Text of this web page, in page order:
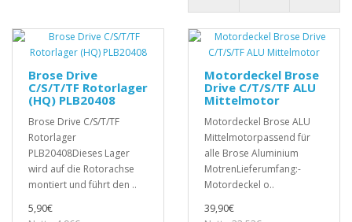
Brose Drive
C/S/T/TF Rotorlager
(HQ) PLB20408
Brose Drive C/S/T/TF
Rotorlager
PLB20408Dieses Lager
wird auf die Rotorachse
montiert und führt den ..
5,90€
Motordeckel Brose
Drive C/T/S/TF ALU
Mittelmotor
Motordeckel Brose ALU
Mittelmotorpassend für
alle Brose Aluminium
MotrenLieferumfang:-
Motordeckel o..
39,90€